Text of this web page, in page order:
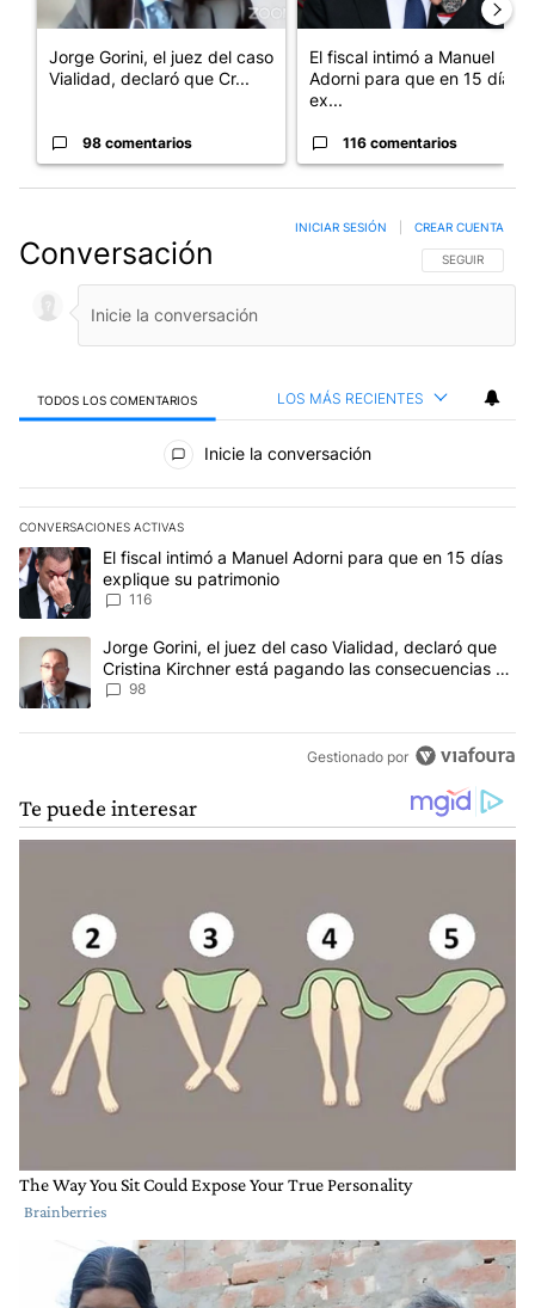
Jorge Gorini, el juez del caso
Vialidad, declaró que Cr...
98 comentarios
El fiscal intimó a Manuel
Adorni para que en 15 días
ex...
116 comentarios
Conversación SIGA ESTA
SEGUIR
INICIAR SESIÓN CREAR CUENTA
TODOS LOS COMENTARIOS LOS MÁS RECIENTES
Todos los comentarios
Inicie la conversación
CONVERSACIONES ACTIVAS
Este listado muestra los artículos con más comentarios en los
Un artículo de tendencia con el título "El fiscal intimó a Manuel
El fiscal intimó a Manuel Adorni para que en 15 días
explique su patrimonio
116
Un artículo de tendencia con el título "Jorge Gorini, el juez del
Jorge Gorini, el juez del caso Vialidad, declaró que
Cristina Kirchner está pagando las consecuencias de
cometer "un delito comprobado"
98
Gestionado por